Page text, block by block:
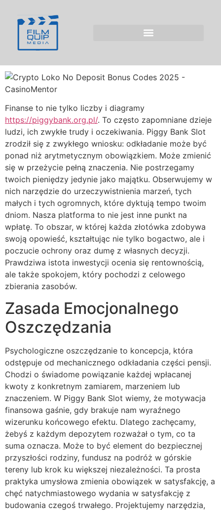
Kreuje Emocjonalną
Inwestycję dla Polski
Finanse to nie tylko liczby i diagramy
https://piggybank.org.pl/. To często zapomniane dzieje
ludzi, ich zwykłe trudy i oczekiwania. Piggy Bank Slot
zrodził się z zwykłego wniosku: odkładanie może być
ponad niż arytmetycznym obowiązkiem. Może zmienić
się w przeżycie pełną znaczenia. Nie postrzegamy
twoich pieniędzy jedynie jako majątku. Obserwujemy w
nich narzędzie do urzeczywistnienia marzeń, tych
małych i tych ogromnych, które dyktują tempo twoim
dniom. Nasza platforma to nie jest inne punkt na
wpłatę. To obszar, w której każda złotówka zdobywa
swoją opowieść, kształtując nie tylko bogactwo, ale i
poczucie ochrony oraz dumę z własnych decyzji.
Prawdziwa istota inwestycji ocenia się rentownością,
ale także spokojem, który pochodzi z celowego
zbierania zasobów.
Zasada Emocjonalnego
Oszczędzania
Psychologiczne oszczędzanie to koncepcja, która
odstępuje od mechanicznego odkładania części pensji.
Chodzi o świadome powiązanie każdej wpłacanej
kwoty z konkretnym zamiarem, marzeniem lub
znaczeniem. W Piggy Bank Slot wiemy, że motywacja
finansowa gaśnie, gdy brakuje nam wyraźnego
wizerunku końcowego efektu. Dlatego zachęcamy,
żebyś z każdym depozytem rozważał o tym, co ta
suma oznacza. Może to być element do bezpiecznej
przyszłości rodziny, fundusz na podróż w górskie
tereny lub krok ku większej niezależności. Ta prosta
praktyka umysłowa zmienia obowiązek w satysfakcję, a
chęć natychmiastowego wydania w satysfakcję z
budowania czegoś trwałego. Projektujemy narzędzia,